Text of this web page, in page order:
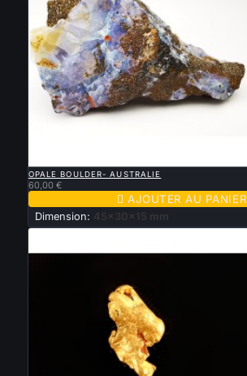
OPALE BOULDER- AUSTRALIE
60,00 €
 AJOUTER AU PANIER
Dimension: 45x30x15 mm